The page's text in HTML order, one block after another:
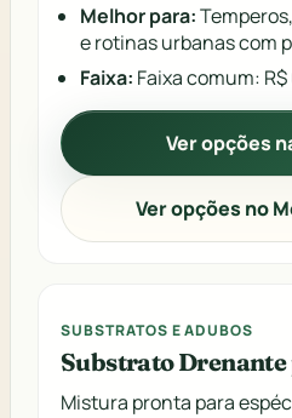
Melhor para:
e rotinas urbanas com
Faixa: Faixa comum: R$
Ver opções
Ver opções no
SUBSTRATOS E ADUBOS
Substrato
Mistura pronta para